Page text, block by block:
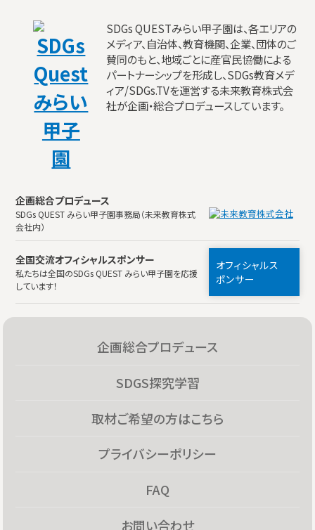
SDGs QUESTみらい甲子園は、各エリアの
メディア、自治体、教育機関、企業、団体のご
賛同のもと、地域ごとに産官民協働による
パートナーシップを形成し、SDGs教育メデ
ィア/SDGs.TVを運営する未来教育株式会
社が企画・総合プロデュースしています。
企画総合プロデュース
SDGs QUEST みらい甲子園事務局（未来教育株式
会社内）
全国交流オフィシャルスポンサー
私たちは全国のSDGs QUEST みらい甲子園を応援
しています！
オフィシャルス
ポンサー
企画総合プロデュース
SDGS探究学習
取材ご希望の方はこちら
プライバシーポリシー
FAQ
お問い合わせ